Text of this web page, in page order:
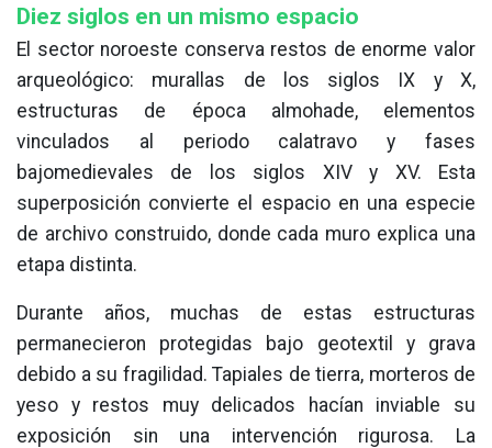
Diez siglos en un mismo espacio
El sector noroeste conserva restos de enorme valor
arqueológico: murallas de los siglos IX y X,
estructuras de época almohade, elementos
vinculados al periodo calatravo y fases
bajomedievales de los siglos XIV y XV. Esta
superposición convierte el espacio en una especie
de archivo construido, donde cada muro explica una
etapa distinta.
Durante años, muchas de estas estructuras
permanecieron protegidas bajo geotextil y grava
debido a su fragilidad. Tapiales de tierra, morteros de
yeso y restos muy delicados hacían inviable su
exposición sin una intervención rigurosa. La